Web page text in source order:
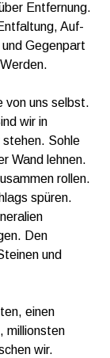
Entfernung.
Auf-
Gegenpart
von uns selbst.
wir in
stehen. Sohle
Wand lehnen.
rollen.
spüren.
Den
und
einen
millionsten
wir.